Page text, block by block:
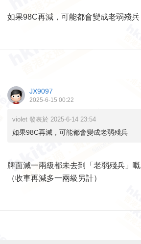
如果98C再減，可能都會變成老弱殘兵
JX9097
2025-6-15 00:22
violet 發表於 2025-6-14 23:54
如果98C再減，可能都會變成老弱殘兵
牌面減一兩級都未去到「老弱殘兵」嘅
（收車再減多一兩級另計）